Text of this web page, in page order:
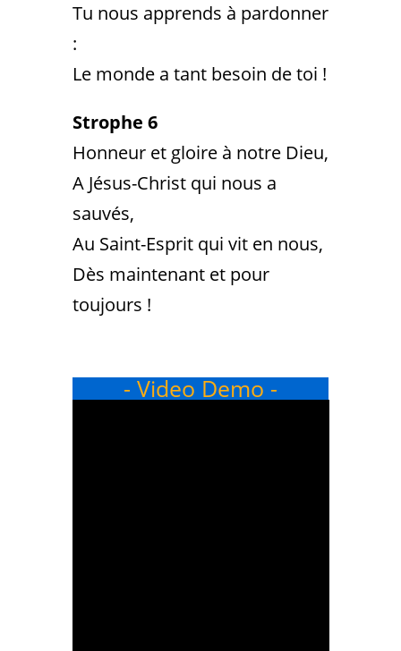
Tu nous apprends à pardonner
:
Le monde a tant besoin de toi !
Strophe 6
Honneur et gloire à notre Dieu,
A Jésus-Christ qui nous a
sauvés,
Au Saint-Esprit qui vit en nous,
Dès maintenant et pour
toujours !
- Video Demo -